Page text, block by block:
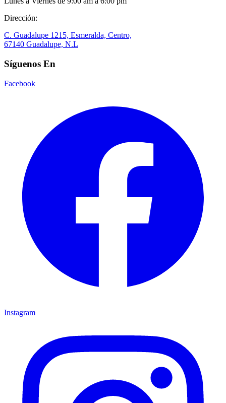
Dirección:
C. Guadalupe 1215, Esmeralda, Centro,
67140 Guadalupe, N.L
Síguenos En
Facebook
Instagram